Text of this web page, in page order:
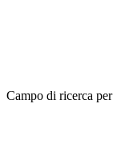
Campo di ricerca